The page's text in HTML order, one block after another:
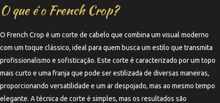
O que é o French Crop?
O French Crop é um corte de cabelo que combina um visual moderno
com um toque clássico, ideal para quem busca um estilo que transmita
profissionalismo e sofisticação. Este corte é caracterizado por um topo
mais curto e uma franja que pode ser estilizada de diversas maneiras,
proporcionando versatilidade e um ar despojado, mas ao mesmo tempo
elegante. A técnica de corte é simples, mas os resultados são